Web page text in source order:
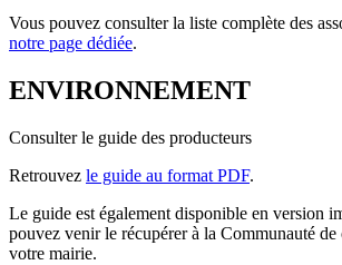
Vous pouvez consulter la liste complète des
notre page dédiée.
ENVIRONNEMENT
Consulter le guide des producteurs
Retrouvez le guide au format PDF.
Le guide est également disponible en version
pouvez venir le récupérer à la Communauté de
votre mairie.